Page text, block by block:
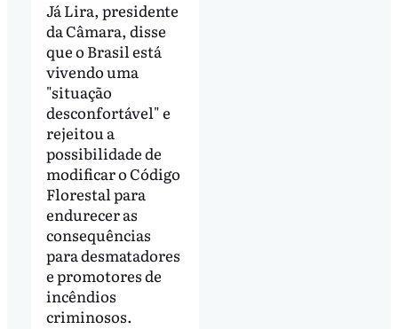
Já Lira, presidente
da Câmara, disse
que o Brasil está
vivendo uma
"situação
desconfortável" e
rejeitou a
possibilidade de
modificar o Código
Florestal para
endurecer as
consequências
para desmatadores
e promotores de
incêndios
criminosos.